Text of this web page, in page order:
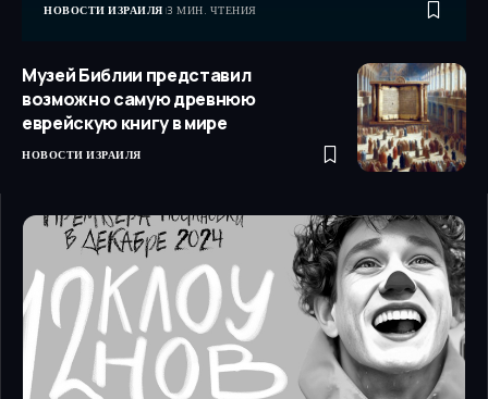
НОВОСТИ ИЗРАИЛЯ 3 МИН. ЧТЕНИЯ
Музей Библии представил
возможно самую древнюю
еврейскую книгу в мире
НОВОСТИ ИЗРАИЛЯ